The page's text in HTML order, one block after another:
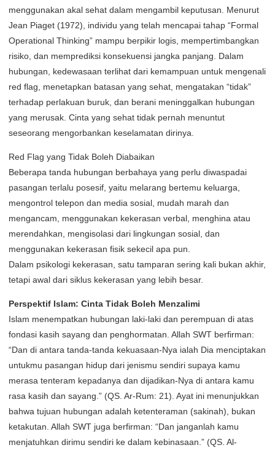
menggunakan akal sehat dalam mengambil keputusan. Menurut
Jean Piaget (1972), individu yang telah mencapai tahap “Formal
Operational Thinking” mampu berpikir logis, mempertimbangkan
risiko, dan memprediksi konsekuensi jangka panjang. Dalam
hubungan, kedewasaan terlihat dari kemampuan untuk mengenali
red flag, menetapkan batasan yang sehat, mengatakan “tidak”
terhadap perlakuan buruk, dan berani meninggalkan hubungan
yang merusak. Cinta yang sehat tidak pernah menuntut
seseorang mengorbankan keselamatan dirinya.
Red Flag yang Tidak Boleh Diabaikan
Beberapa tanda hubungan berbahaya yang perlu diwaspadai
pasangan terlalu posesif, yaitu melarang bertemu keluarga,
mengontrol telepon dan media sosial, mudah marah dan
mengancam, menggunakan kekerasan verbal, menghina atau
merendahkan, mengisolasi dari lingkungan sosial, dan
menggunakan kekerasan fisik sekecil apa pun.
Dalam psikologi kekerasan, satu tamparan sering kali bukan akhir,
tetapi awal dari siklus kekerasan yang lebih besar.
Perspektif Islam: Cinta Tidak Boleh Menzalimi
Islam menempatkan hubungan laki-laki dan perempuan di atas
fondasi kasih sayang dan penghormatan. Allah SWT berfirman:
“Dan di antara tanda-tanda kekuasaan-Nya ialah Dia menciptakan
untukmu pasangan hidup dari jenismu sendiri supaya kamu
merasa tenteram kepadanya dan dijadikan-Nya di antara kamu
rasa kasih dan sayang.” (QS. Ar-Rum: 21). Ayat ini menunjukkan
bahwa tujuan hubungan adalah ketenteraman (sakinah), bukan
ketakutan. Allah SWT juga berfirman: “Dan janganlah kamu
menjatuhkan dirimu sendiri ke dalam kebinasaan.” (QS. Al-